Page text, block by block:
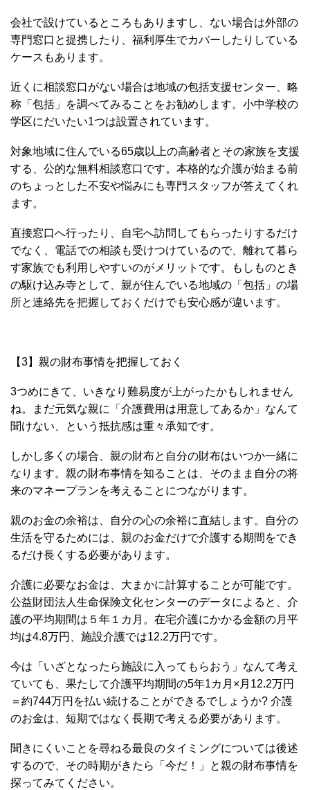
会社で設けているところもありますし、ない場合は外部の
専門窓口と提携したり、福利厚生でカバーしたりしている
ケースもあります。
近くに相談窓口がない場合は地域の包括支援センター、略
称「包括」を調べてみることをお勧めします。小中学校の
学区にだいたい1つは設置されています。
対象地域に住んでいる65歳以上の高齢者とその家族を支援
する、公的な無料相談窓口です。本格的な介護が始まる前
のちょっとした不安や悩みにも専門スタッフが答えてくれ
ます。
直接窓口へ行ったり、自宅へ訪問してもらったりするだけ
でなく、電話での相談も受けつけているので、離れて暮ら
す家族でも利用しやすいのがメリットです。もしものとき
の駆け込み寺として、親が住んでいる地域の「包括」の場
所と連絡先を把握しておくだけでも安心感が違います。
【3】親の財布事情を把握しておく
3つめにきて、いきなり難易度が上がったかもしれません
ね。まだ元気な親に「介護費用は用意してあるか」なんて
聞けない、という抵抗感は重々承知です。
しかし多くの場合、親の財布と自分の財布はいつか一緒に
なります。親の財布事情を知ることは、そのまま自分の将
来のマネープランを考えることにつながります。
親のお金の余裕は、自分の心の余裕に直結します。自分の
生活を守るためには、親のお金だけで介護する期間をでき
るだけ長くする必要があります。
介護に必要なお金は、大まかに計算することが可能です。
公益財団法人生命保険文化センターのデータによると、介
護の平均期間は５年１カ月。在宅介護にかかる金額の月平
均は4.8万円、施設介護では12.2万円です。
今は「いざとなったら施設に入ってもらおう」なんて考え
ていても、果たして介護平均期間の5年1カ月×月12.2万円
＝約744万円を払い続けることができるでしょうか? 介護
のお金は、短期ではなく長期で考える必要があります。
聞きにくいことを尋ねる最良のタイミングについては後述
するので、その時期がきたら「今だ！」と親の財布事情を
探ってみてください。